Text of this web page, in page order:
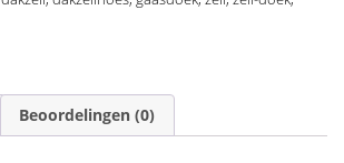
Beoordelingen (0)